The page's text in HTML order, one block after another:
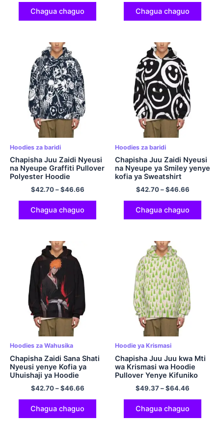
Chagua chaguo Chagua chaguo
Hoodies za baridi
Chapisha Juu Zaidi Nyeusi
na Nyeupe Graffiti Pullover
Polyester Hoodie
$42.70–$46.66
Chagua chaguo
Hoodies za baridi
Chapisha Juu Zaidi Nyeusi
na Nyeupe ya Smiley yenye
kofia ya Sweatshirt
$42.70–$46.66
Chagua chaguo
Hoodies za Wahusika
Chapisha Zaidi Sana Shati
Nyeusi yenye Kofia ya
Uhuishaji ya Hoodie
Polyester
$42.70–$46.66
Chagua chaguo
Hoodie ya Krismasi
Chapisha Juu Juu kwa Mti
wa Krismasi wa Hoodie
Pullover Yenye Kifuniko
Sweatshirt Ukubwa wa EU
Nguo ya Hoodi ya Krismasi
yenye Joto na Laini kwa
Zawadi za Krismasi za
Wanaume na Wanawake.
$49.37–$64.46
Chagua chaguo